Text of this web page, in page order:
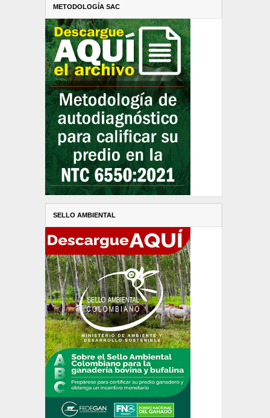
METODOLOGÍA SAC
SELLO AMBIENTAL